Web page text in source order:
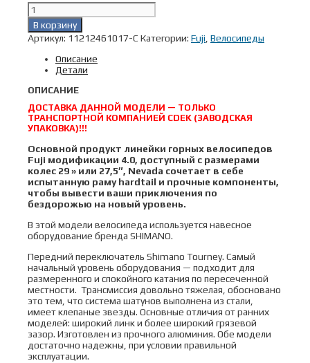
Количество
товара
Велосипед
Fuji
2023
MTB
Nevada
4.0
LTD
A2-
р.
17
цвет
голубой
металлик
В корзину
Артикул: 11212461017-C Категории: Fuji Велосипеды
Описание
Детали
ОПИСАНИЕ
ДОСТАВКА ДАННОЙ МОДЕЛИ — ТОЛЬКО
ТРАНСПОРТНОЙ КОМПАНИЕЙ CDEK (ЗАВОДСКАЯ
УПАКОВКА)!!!
Основной продукт линейки горных велосипедов
Fuji модификации 4.0, доступный с размерами
колес 29 » или 27,5″, Nevada сочетает в себе
испытанную раму hardtail и прочные компоненты,
чтобы вывести ваши приключения по
бездорожью на новый уровень.
В этой модели велосипеда используется навесное
оборудование бренда SHIMANO.
Передний переключатель Shimаnо Тоurnеy. Самый
начальный уровень оборудования — подходит для
размеренного и спокойного катания по пересеченной
местности. Трансмиссия довольно тяжелая, обосновано
это тем, что система шатунов выполнена из стали,
имеет клепаные звезды. Основные отличия от ранних
моделей: широкий линк и более широкий грязевой
зазор. Изготовлен из прочного алюминия. Обе модели
достаточно надежны, при условии правильной
эксплуатации.